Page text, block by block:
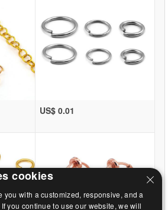
US$ 0.01
cookies
you with a customized, responsive, and a
you continue to use our website, we will